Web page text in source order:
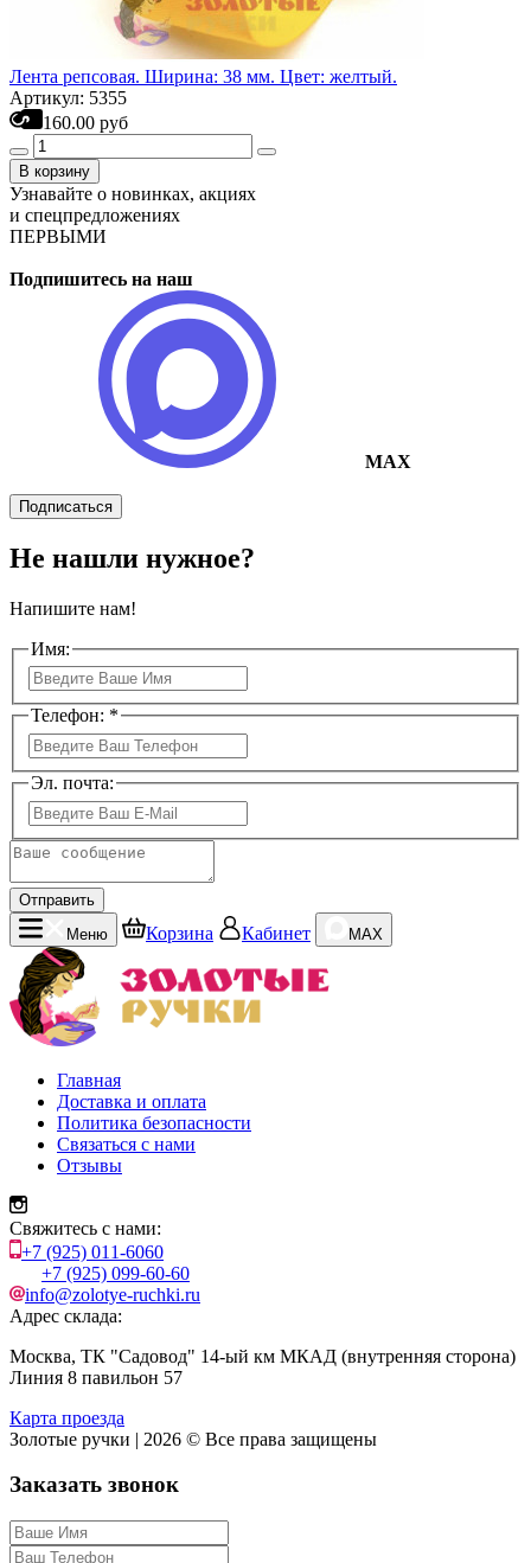
Лента репсовая. Ширина: 38 мм. Цвет: желтый.
Артикул: 5355
160.00 руб
В корзину
Узнавайте о новинках, акциях
и спецпредложениях
ПЕРВЫМИ
Подпишитесь на наш
MAX
Подписаться
Не нашли нужное?
Напишите нам!
Имя:
Телефон: *
Эл. почта:
Отправить
Меню
Корзина Кабинет MAX
Главная
Доставка и оплата
Политика безопасности
Связаться с нами
Отзывы
Свяжитесь с нами:
+7 (925) 011-6060
+7 (925) 099-60-60
info@zolotye-ruchki.ru
Адрес склада:
Москва, ТК "Садовод" 14-ый км МКАД (внутренняя сторона)
Линия 8 павильон 57
Карта проезда
Золотые ручки | 2026 © Все права защищены
Заказать звонок